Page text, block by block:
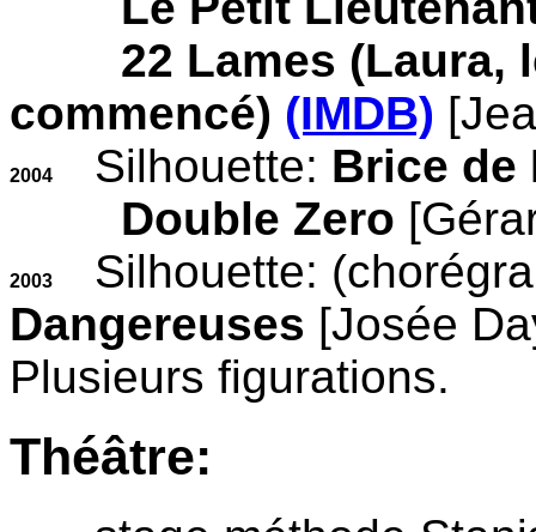
22 Lames (Laura,
commencé) (IMDB)
2004 Silhouette: Brice de
Double Zero
2003
Silhouette:
Dangereuses [Josée
Plusieurs figurations.
Théâtre: